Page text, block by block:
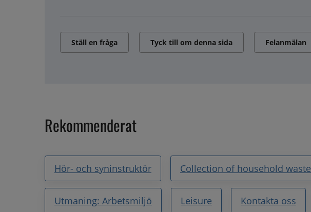
Ställ en fråga Tyck till om denna sida Felanmälan
Rekommenderat
Hör- och syninstruktör Collection of household waste
Utmaning: Arbetsmiljö Leisure Kontakta oss